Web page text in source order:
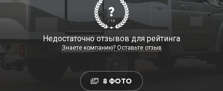
?
/ 10
Недостаточно отзывов для рейтинга
Знаете компанию? Оставьте отзыв
8 ФОТО